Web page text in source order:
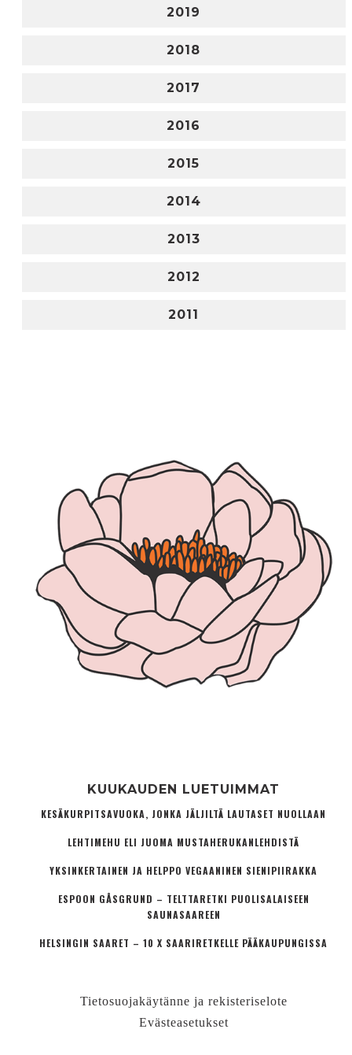
2019
2018
2017
2016
2015
2014
2013
2012
2011
KUUKAUDEN LUETUIMMAT
KESÄKURPITSAVUOKA, JONKA JÄLJILTÄ LAUTASET NUOLLAAN
LEHTIMEHU ELI JUOMA MUSTAHERUKANLEHDISTÄ
YKSINKERTAINEN JA HELPPO VEGAANINEN SIENIPIIRAKKA
ESPOON GÅSGRUND – TELTTARETKI PUOLISALAISEEN
SAUNASAAREEN
HELSINGIN SAARET – 10 X SAARIRETKELLE PÄÄKAUPUNGISSA
Tietosuojakäytänne ja rekisteriselote
Evästeasetukset